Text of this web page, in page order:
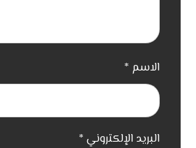
الاسم *
البريد الإلكتروني *